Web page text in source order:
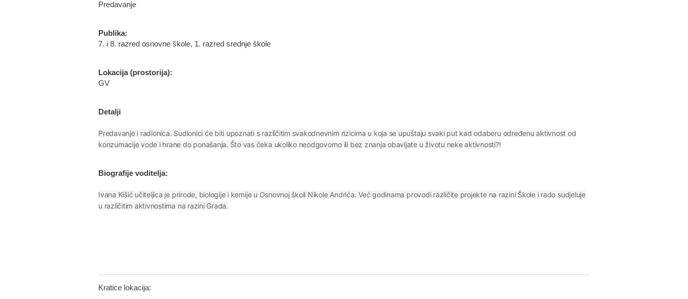
Predavanje
Publika:
7. i 8. razred osnovne škole, 1. razred srednje škole
Lokacija (prostorija):
GV
Detalji
Predavanje i radionica. Sudionici će biti upoznati s različitim svakodnevnim rizicima u koja se upuštaju svaki put kad odaberu određenu aktivnost od
konzumacije vode i hrane do ponašanja. Što vas čeka ukoliko neodgovorno ili bez znanja obavljate u životu neke aktivnosti?!
Biografije voditelja:
Ivana Kišić učiteljica je prirode, biologije i kemije u Osnovnoj školi Nikole Andrića. Već godinama provodi različite projekte na razini Škole i rado sudjeluje
u različitim aktivnostima na razini Grada.
Kratice lokacija: